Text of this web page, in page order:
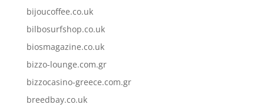
bijoucoffee.co.uk
bilbosurfshop.co.uk
biosmagazine.co.uk
bizzo-lounge.com.gr
bizzocasino-greece.com.gr
breedbay.co.uk